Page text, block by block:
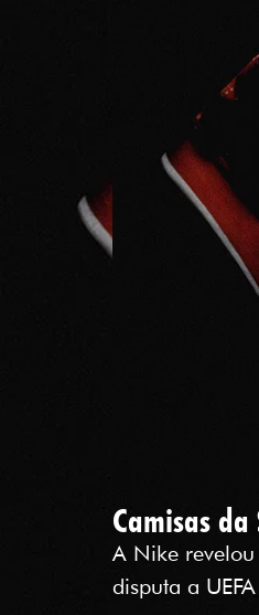
Camisas
A Nike
disputa a